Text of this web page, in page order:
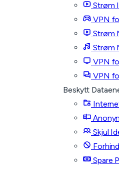
Strøm
VPN
Strøm
Strøm
VPN
VPN
Beskytt
Skjul
Spare